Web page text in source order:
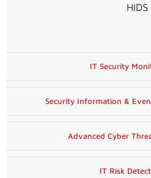
HIDS
IT Security
Security Information &
Advanced Cyber
IT Risk